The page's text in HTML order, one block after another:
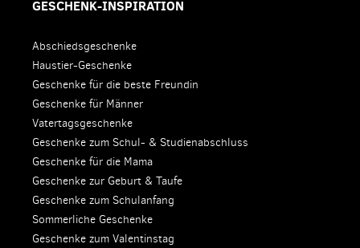
GESCHENK-INSPIRATION
Abschiedsgeschenke
Haustier-Geschenke
Geschenke für die beste Freundin
Geschenke für Männer
Vatertagsgeschenke
Geschenke zum Schul- & Studienabschluss
Geschenke für die Mama
Geschenke zur Geburt & Taufe
Geschenke zum Schulanfang
Sommerliche Geschenke
Geschenke zum Valentinstag